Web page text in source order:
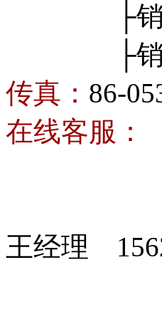
├销售二
├销售三
传真： 86-
在线客服：
王经理